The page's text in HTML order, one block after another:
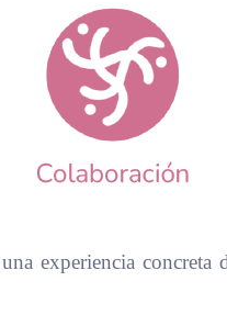
experiencia concreta